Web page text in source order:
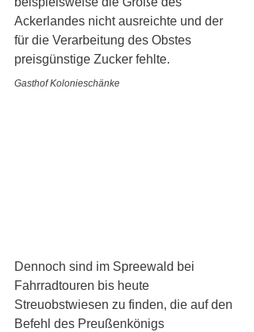
Ackerlandes nicht ausreichte und der
für die Verarbeitung des Obstes
preisgünstige Zucker fehlte.
Gasthof Kolonieschänke
Dennoch sind im Spreewald bei
Fahrradtouren bis heute
Streuobstwiesen zu finden, die auf den
Befehl des Preußenkönigs